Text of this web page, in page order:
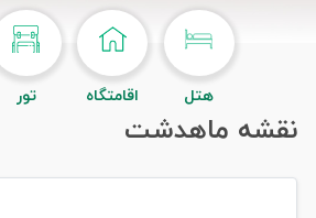
هتل اقامتگاه تور
نقشه ماهدشت